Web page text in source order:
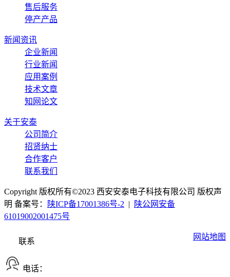
售后服务
停产产品
新闻资讯
企业新闻
行业新闻
应用案例
技术文章
知网论文
关于安泰
公司简介
招贤纳士
合作客户
联系我们
Copyright 版权所有©2023 西安安泰电子科技有限公司 版权声
明 备案号：
陕ICP备17001386号-2 |
陕公网安备
61019002001475号
网站地图
联系
电话：